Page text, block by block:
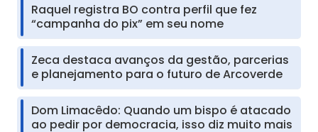
Raquel registra BO contra perfil que fez
“campanha do pix” em seu nome
Zeca destaca avanços da gestão, parcerias
e planejamento para o futuro de Arcoverde
Dom Limacêdo: Quando um bispo é atacado
ao pedir por democracia, isso diz muito mais